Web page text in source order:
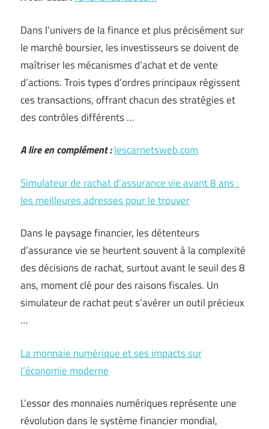
Dans l’univers de la finance et plus précisément sur
le marché boursier, les investisseurs se doivent de
maîtriser les mécanismes d’achat et de vente
d’actions. Trois types d’ordres principaux régissent
ces transactions, offrant chacun des stratégies et
des contrôles différents …
A lire en complément :lescarnetsweb.com
Simulateur de rachat d’assurance vie avant 8 ans :
les meilleures adresses pour le trouver
Dans le paysage financier, les détenteurs
d’assurance vie se heurtent souvent à la complexité
des décisions de rachat, surtout avant le seuil des 8
ans, moment clé pour des raisons fiscales. Un
simulateur de rachat peut s’avérer un outil précieux
…
La monnaie numérique et ses impacts sur
l’économie moderne
L’essor des monnaies numériques représente une
révolution dans le système financier mondial,